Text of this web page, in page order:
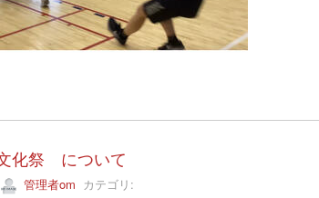
化祭 について
管理者om カテゴリ: